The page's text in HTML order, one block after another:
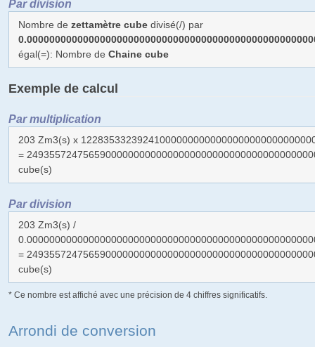
Par division
Nombre de zettamètre cubedivisé(/) par
égal(=): Nombre de Chaine cube
Exemple de calcul
Par multiplication
203 Zm3(s) x
=
cube(s)
Par division
203 Zm3(s) /
=
cube(s)
* Ce nombre est affiché avec une précision de 4 chiffres significatifs.
Arrondi de conversion